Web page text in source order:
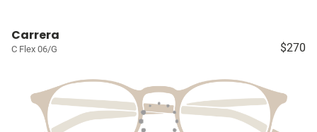
Carrera
C Flex 06/G $270